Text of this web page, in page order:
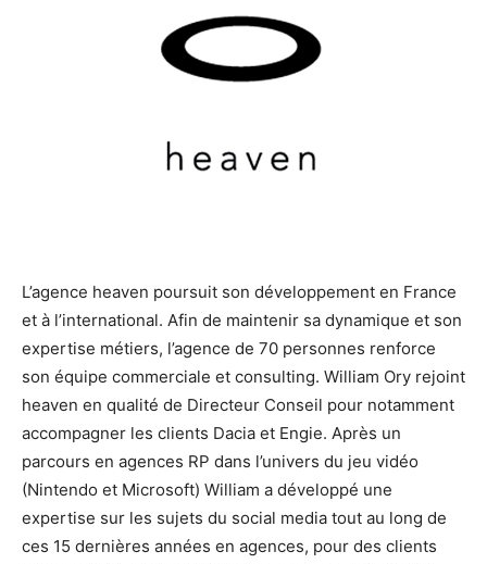
L’agence heaven poursuit son développement en France
et à l’international. Afin de maintenir sa dynamique et son
expertise métiers, l’agence de 70 personnes renforce
son équipe commerciale et consulting. William Ory rejoint
heaven en qualité de Directeur Conseil pour notamment
accompagner les clients Dacia et Engie. Après un
parcours en agences RP dans l’univers du jeu vidéo
(Nintendo et Microsoft) William a développé une
expertise sur les sujets du social media tout au long de
ces 15 dernières années en agences, pour des clients